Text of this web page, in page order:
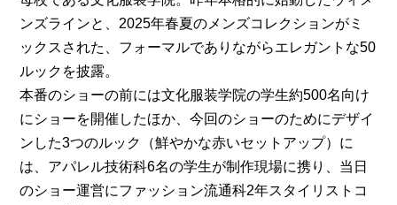
ンズラインと、2025年春夏のメンズコレクションがミ
ックスされた、フォーマルでありながらエレガントな50
ルックを披露。
本番のショーの前には文化服装学院の学生約500名向け
にショーを開催したほか、今回のショーのためにデザイ
ンした3つのルック（鮮やかな赤いセットアップ）に
は、アパレル技術科6名の学生が制作現場に携り、当日
のショー運営にファッション流通科2年スタイリストコ